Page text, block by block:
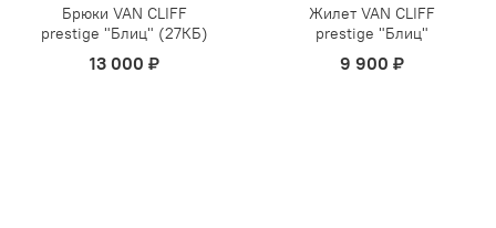
Брюки VAN CLIFF
prestige "Блиц" (27КБ)
13 000 ₽
Жилет VAN CLIFF
prestige "Блиц"
9 900 ₽